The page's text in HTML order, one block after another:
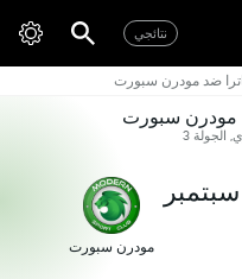
نتائجي
ضد مودرن سبورت
مودرن سبورت
3
مودرن سبورت